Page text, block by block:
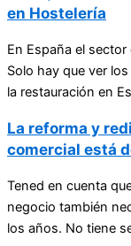
en Hostelería
En España el
Solo hay que ver
la restauración en
La reforma y
comercial está
Tened en cuenta
negocio también
los años. No tiene